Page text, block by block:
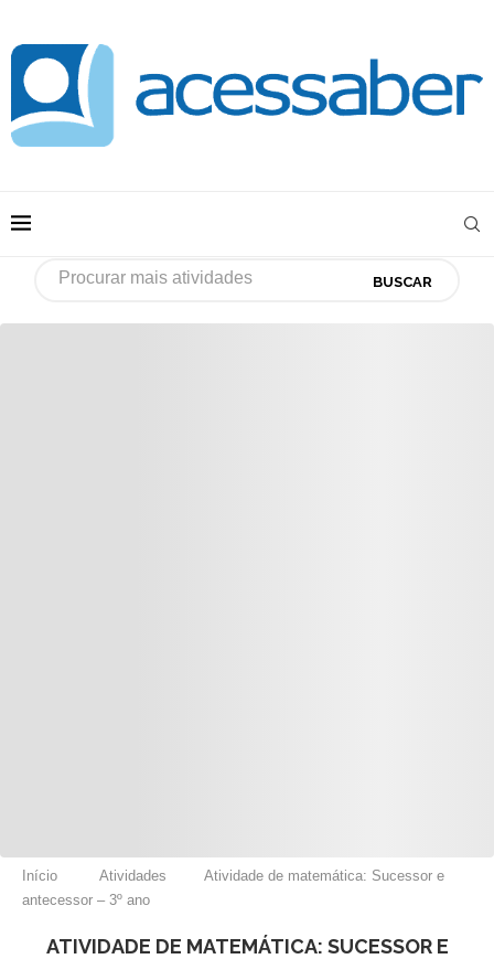
BUSCAR
Início Atividades
Atividade de matemática: Sucessor e
antecessor – 3º ano
ATIVIDADE DE MATEMÁTICA: SUCESSOR E